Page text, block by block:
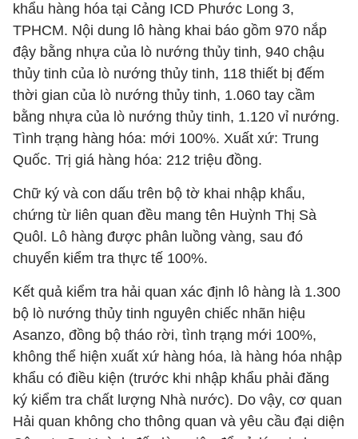
khẩu hàng hóa tại Cảng ICD Phước Long 3,
TPHCM. Nội dung lô hàng khai báo gồm 970 nắp
đậy bằng nhựa của lò nướng thủy tinh, 940 chậu
thủy tinh của lò nướng thủy tinh, 118 thiết bị đếm
thời gian của lò nướng thủy tinh, 1.060 tay cầm
bằng nhựa của lò nướng thủy tinh, 1.120 vỉ nướng.
Tình trạng hàng hóa: mới 100%. Xuất xứ: Trung
Quốc. Trị giá hàng hóa: 212 triệu đồng.
Chữ ký và con dấu trên bộ tờ khai nhập khẩu,
chứng từ liên quan đều mang tên Huỳnh Thị Sà
Quôl. Lô hàng được phân luồng vàng, sau đó
chuyển kiểm tra thực tế 100%.
Kết quả kiểm tra hải quan xác định lô hàng là 1.300
bộ lò nướng thủy tinh nguyên chiếc nhãn hiệu
Asanzo, đồng bộ tháo rời, tình trạng mới 100%,
không thể hiện xuất xứ hàng hóa, là hàng hóa nhập
khẩu có điều kiện (trước khi nhập khẩu phải đăng
ký kiểm tra chất lượng Nhà nước). Do vậy, cơ quan
Hải quan không cho thông quan và yêu cầu đại diện